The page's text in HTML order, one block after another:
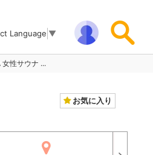
Language ▼
性サウナ ...
お気に入り